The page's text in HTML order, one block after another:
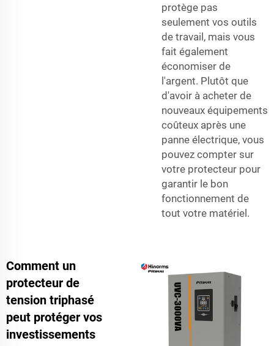
protège pas
seulement vos outils
de travail, mais vous
fait également
économiser de
l'argent. Plutôt que
d'avoir à acheter de
nouveaux équipements
coûteux après une
panne électrique, vous
pouvez compter sur
votre protecteur pour
garantir le bon
fonctionnement de
tout votre matériel.
Comment un
protecteur de
tension triphasé
peut protéger vos
investissements